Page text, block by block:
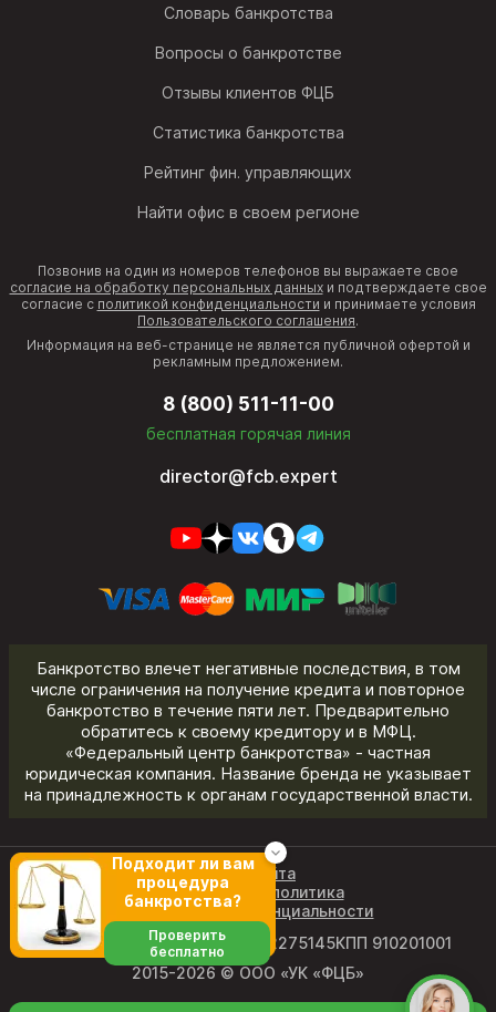
Словарь банкротства
Вопросы о банкротстве
Отзывы клиентов ФЦБ
Статистика банкротства
Рейтинг фин. управляющих
Найти офис в своем регионе
Позвонив на один из номеров телефонов вы выражаете свое
согласие на обработку персональных данныхи подтверждаете свое
согласие с политикой конфиденциальности и принимаете условия
Пользовательского соглашения.
Информация на веб-странице не является публичной офертой и
рекламным предложением.
8 (800) 511-11-00
бесплатная горячая линия
director@fcb.expert
Банкротство влечет негативные последствия, в том
числе ограничения на получение кредита и повторное
банкротство в течение пяти лет. Предварительно
обратитесь к своему кредитору и в МФЦ.
«Федеральный центр банкротства» - частная
юридическая компания. Название бренда не указывает
на принадлежность к органам государственной власти.
ОГРН 1219100011327ИНН 9102275145КПП 910201001
2015-2026 © ООО «УК «ФЦБ»
Карта сайта
Редакционная политика
Политика конфиденциальности
Подходит ли вам
процедура
банкротства?
Проверить
бесплатно